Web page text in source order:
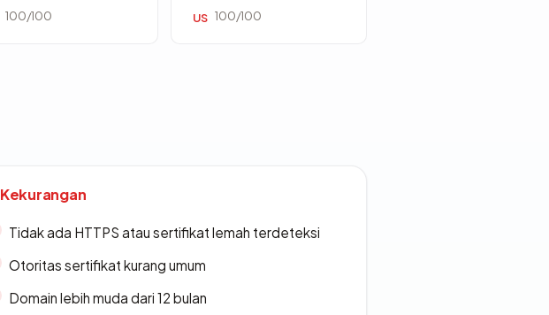
100/100 US 100/100
Kekurangan
Tidak ada HTTPS atau sertifikat lemah terdeteksi
Otoritas sertifikat kurang umum
Domain lebih muda dari 12 bulan